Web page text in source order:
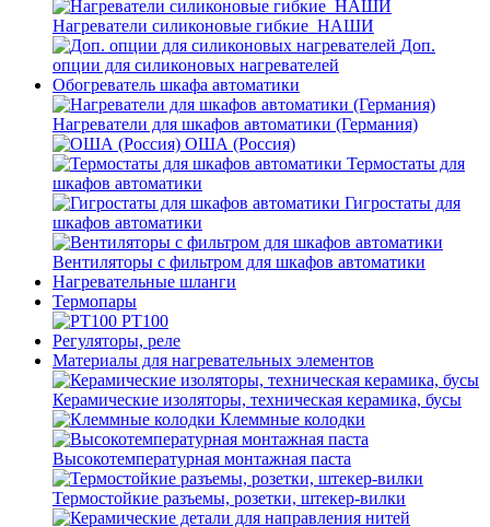
Нагреватели силиконовые гибкие_НАШИ
Доп.
опции для силиконовых нагревателей
Обогреватель шкафа автоматики
Нагреватели для шкафов автоматики (Германия)
ОША (Россия)
Термостаты для
шкафов автоматики
Гигростаты для
шкафов автоматики
Вентиляторы с фильтром для шкафов автоматики
Нагревательные шланги
Термопары
PT100
Регуляторы, реле
Материалы для нагревательных элементов
Керамические изоляторы, техническая керамика, бусы
Клеммные колодки
Высокотемпературная монтажная паста
Термостойкие разъемы, розетки, штекер-вилки